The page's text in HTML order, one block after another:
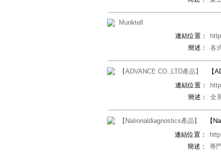
Munktell
連結位置：
簡述：
各
【ADVANCE CO.,LTD產品】
【
連結位置：
簡述：
全
【Nationaldiagnostics產品】
【
連結位置：
簡述：
專